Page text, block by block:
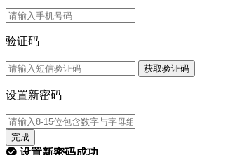
验证码
获取验证码
设置新密码
完成
设置新密码成功